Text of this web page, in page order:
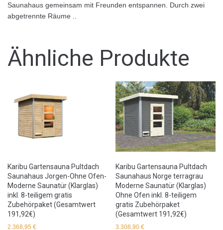
Saunahaus gemeinsam mit Freunden entspannen. Durch zwei
abgetrennte Räume ..
Ähnliche Produkte
Karibu Gartensauna Pultdach
Saunahaus Jorgen-Ohne Ofen-
Moderne Saunatür (Klarglas)
inkl. 8-teiligem gratis
Zubehörpaket (Gesamtwert
191,92€)
2.368,95 €
Karibu Gartensauna Pultdach
Saunahaus Norge terragrau
Moderne Saunatür (Klarglas)
Ohne Ofen inkl. 8-teiligem
gratis Zubehörpaket
(Gesamtwert 191,92€)
3.308,90€